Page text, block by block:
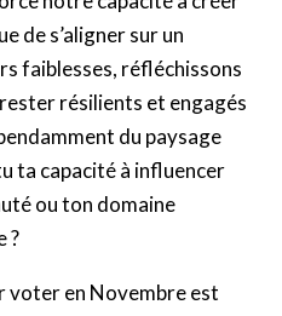
de s’aligner sur un
faiblesses, réfléchissons
résilients et engagés
du paysage
ta capacité à influencer
ou ton domaine
?
voter en Novembre est